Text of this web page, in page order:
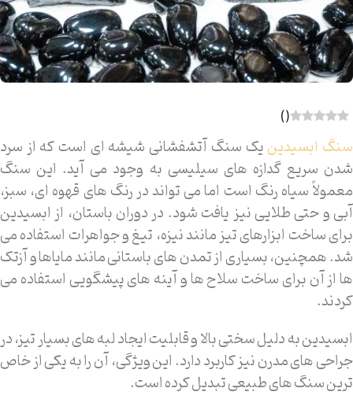
(
)
سنگ ابسیدینیک سنگ آتشفشانی شیشه ای است که از سرد
شدن سریع گدازه های سیلیسی به وجود می آید. این سنگ
معمولاً سیاه رنگ است اما می تواند در رنگ های قهوه ای، سبز،
آبی و حتی طلایی نیز یافت شود. در دوران باستان، از ابسیدین
برای ساخت ابزارهای تیز مانند نیزه، تیغ و جواهرات استفاده می
شد. همچنین، بسیاری از تمدن های باستانی مانند مایاها و آزتک
ها از آن برای ساخت سلاح ها و آینه های پیشگویی استفاده می
کردند.
ابسیدین به دلیل سختی بالا و قابلیت ایجاد لبه های بسیار تیز، در
جراحی های مدرن نیز کاربرد دارد. این ویژگی، آن را به یکی از خاص
ترین سنگ های طبیعی تبدیل کرده است.